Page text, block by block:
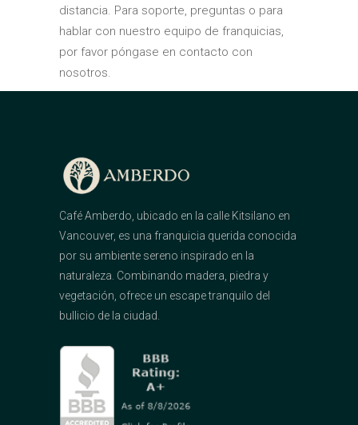
distancia. Para soporte, preguntas o para
hablar con nuestro equipo de franquicias,
por favor póngase en contacto con
nosotros.
Café Amberdo, ubicado en la calle Kitsilano en
Vancouver, es una franquicia querida conocida
por su ambiente sereno inspirado en la
naturaleza. Combinando madera, piedra y
vegetación, ofrece un escape tranquilo del
bullicio de la ciudad.